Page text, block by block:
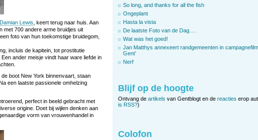
Damian Lewis , keert terug naar huis. Aan
met 700 andere arme bruidjes uit
foto van hun toekomstige bruidegom,
incluis de kapitein, tot prostitutie
ander meisje vindt haar ware liefde in
boot New York binnenvaart, staan
een laatste passionele omhelzing
perfect in beeld gebracht met
origine. Doet bij wijlen denken aan
vorm van vrouwenhandel in
So long, and thanks for all the fish
Ongeplant
Hasta la vista
De laatste Foto van de Dag….
Wat was het goed!
Jan Matthys annexeert randgemeenten in
Gent’
Nerf
Blijf op de hoogte
Ontvang de artikels van Gentblogt en de reacties erop
is RSS?)
Colofon